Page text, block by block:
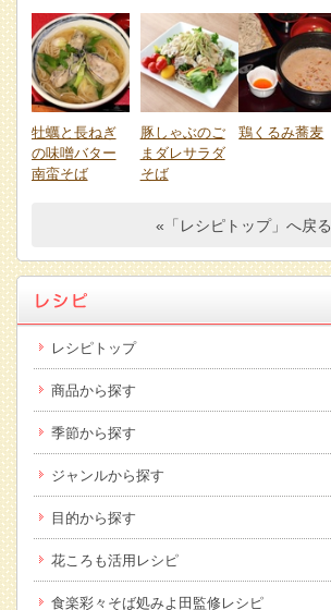
牡蠣と長ねぎ
の味噌バター
南蛮そば
豚しゃぶのご
まダレサラダ
そば
鶏くるみ蕎麦
«「レシピトップ」へ戻る
レシピトップ
商品から探す
季節から探す
ジャンルから探す
目的から探す
花ころも活用レシピ
食楽彩々そば処みよ田監修レシピ